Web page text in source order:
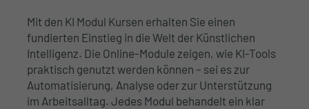
Mit den KI Modul Kursen erhalten Sie einen
fundierten Einstieg in die Welt der Künstlichen
Intelligenz. Die Online-Module zeigen, wie KI-Tools
praktisch genutzt werden können – sei es zur
Automatisierung, Analyse oder zur Unterstützung
im Arbeitsalltag. Jedes Modul behandelt ein klar